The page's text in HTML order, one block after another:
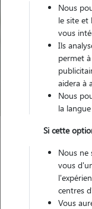
Bouches-du-
Nous
le site et
vous
Ils
permet
aidera à
Nous
la
Si cette
Nous ne
vous
centres
Vous